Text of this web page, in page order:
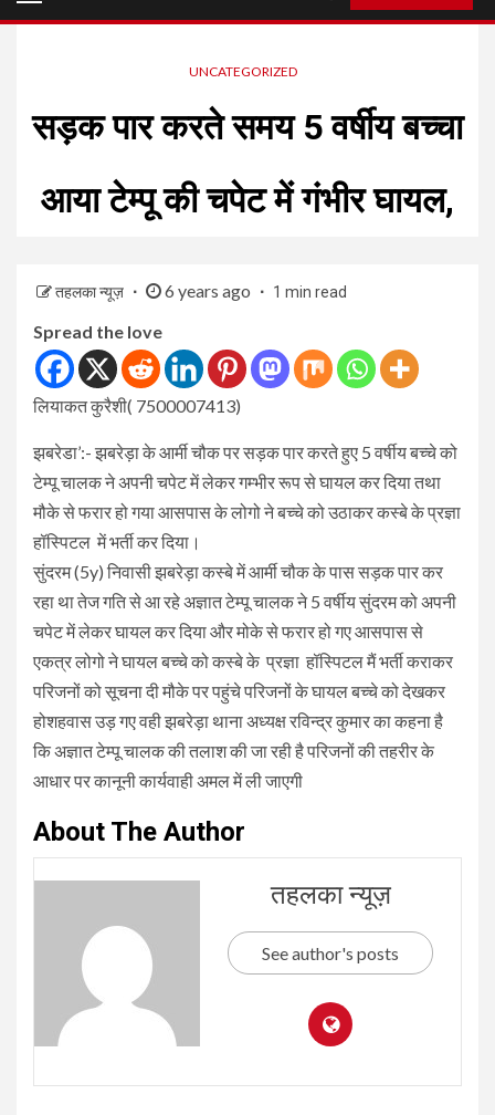
UNCATEGORIZED
सड़क पार करते समय 5 वर्षीय बच्चा
आया टेम्पू की चपेट में गंभीर घायल,
तहलका न्यूज़ 6 years ago 1 min read
Spread the love
लियाकत कुरैशी( 7500007413)
झबरेडा’:- झबरेड़ा के आर्मी चौक पर सड़क पार करते हुए 5 वर्षीय बच्चे को
टेम्पू चालक ने अपनी चपेट में लेकर गम्भीर रूप से घायल कर दिया तथा
मौके से फरार हो गया आसपास के लोगो ने बच्चे को उठाकर कस्बे के प्रज्ञा
हॉस्पिटल में भर्ती कर दिया।
सुंदरम (5y) निवासी झबरेड़ा कस्बे में आर्मी चौक के पास सड़क पार कर
रहा था तेज गति से आ रहे अज्ञात टेम्पू चालक ने 5 वर्षीय सुंदरम को अपनी
चपेट में लेकर घायल कर दिया और मोके से फरार हो गए आसपास से
एकत्र लोगो ने घायल बच्चे को कस्बे के प्रज्ञा हॉस्पिटल मैं भर्ती कराकर
परिजनों को सूचना दी मौके पर पहुंचे परिजनों के घायल बच्चे को देखकर
होशहवास उड़ गए वही झबरेड़ा थाना अध्यक्ष रविन्द्र कुमार का कहना है
कि अज्ञात टेम्पू चालक की तलाश की जा रही है परिजनों की तहरीर के
आधार पर कानूनी कार्यवाही अमल में ली जाएगी
About The Author
तहलका न्यूज़
See author's posts